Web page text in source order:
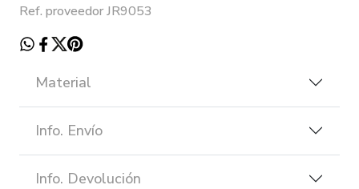
Ref. proveedor JR9053
Material
Info. Envío
Info. Devolución